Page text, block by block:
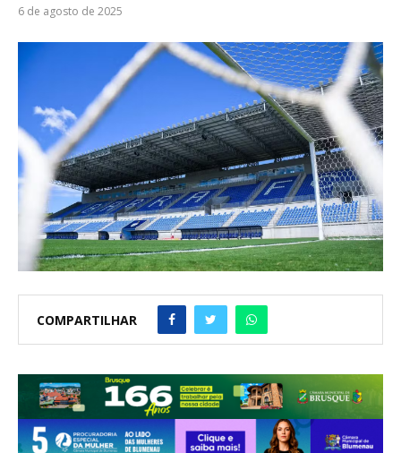
6 de agosto de 2025
COMPARTILHAR